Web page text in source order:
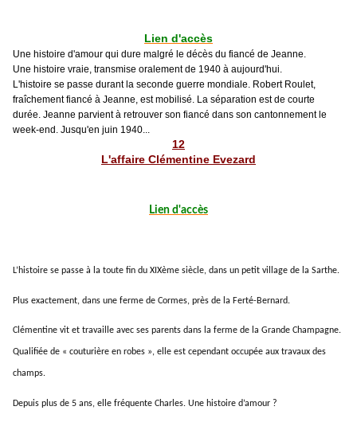
Lien d'accès
Une histoire d'amour qui dure malgré le décès du fiancé de Jeanne.
Une histoire vraie, transmise oralement de 1940 à aujourd'hui.
L'histoire se passe durant la seconde guerre mondiale. Robert Roulet,
fraîchement fiancé à Jeanne, est mobilisé. La séparation est de courte
durée. Jeanne parvient à retrouver son fiancé dans son cantonnement le
week-end. Jusqu'en juin 1940...
12
L'affaire Clémentine Evezard
Lien d'accès
L’histoire se passe à la toute fin du XIXème siècle, dans un petit village de la Sarthe.
Plus exactement, dans une ferme de Cormes, près de la Ferté-Bernard.
Clémentine vit et travaille avec ses parents dans la ferme de la Grande Champagne.
Qualifiée de « couturière en robes », elle est cependant occupée aux travaux des
champs.
Depuis plus de 5 ans, elle fréquente Charles. Une histoire d’amour ?